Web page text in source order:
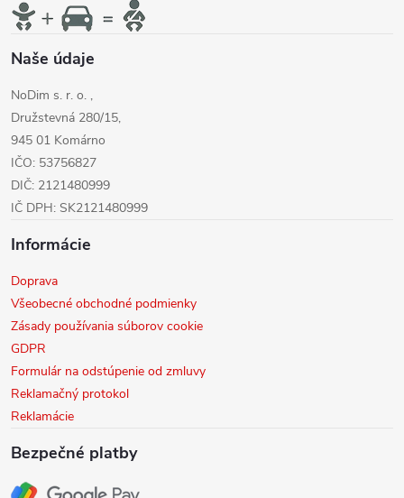
e
Naše údaje
NoDim s. r. o. ,
Družstevná 280/15,
945 01 Komárno
IČO: 53756827
DIČ: 2121480999
IČ DPH: SK2121480999
Informácie
Doprava
Všeobecné obchodné podmienky
Zásady používania súborov cookie
GDPR
Formulár na odstúpenie od zmluvy
Reklamačný protokol
Reklamácie
Bezpečné platby